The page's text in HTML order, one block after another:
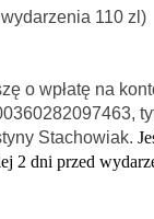
110 zl)
o wpłatę na
Stachowiak.
2 dni przed